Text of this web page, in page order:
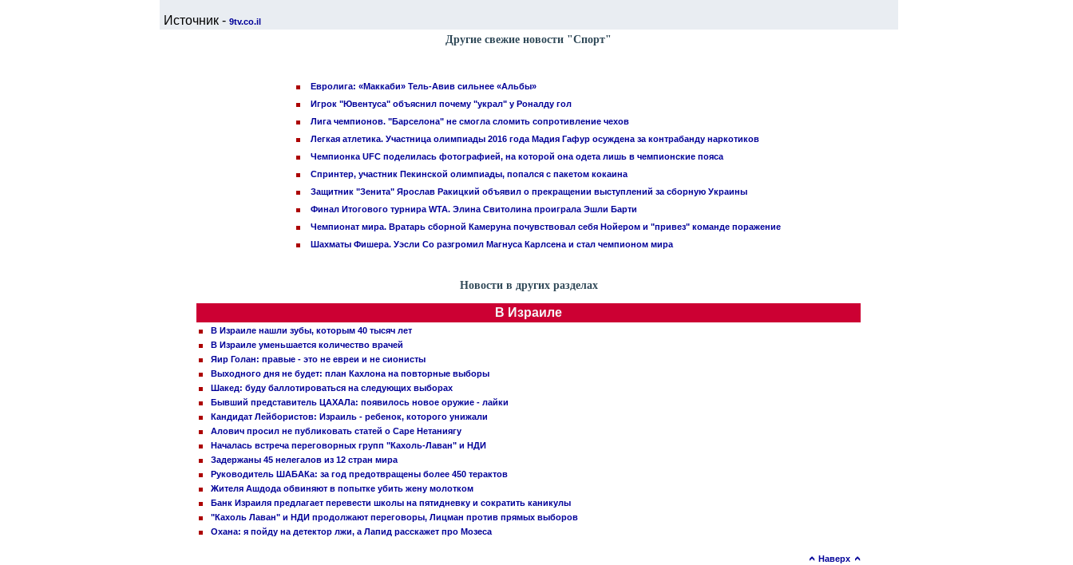
Источник - 9tv.co.il
Другие свежие новости "Спорт"
Евролига: «Маккаби» Тель-Авив сильнее «Альбы»
Игрок "Ювентуса" объяснил почему "украл" у Роналду гол
Лига чемпионов. "Барселона" не смогла сломить сопротивление чехов
Легкая атлетика. Участница олимпиады 2016 года Мадия Гафур осуждена за контрабанду наркотиков
Чемпионка UFC поделилась фотографией, на которой она одета лишь в чемпионские пояса
Спринтер, участник Пекинской олимпиады, попался с пакетом кокаина
Защитник "Зенита" Ярослав Ракицкий объявил о прекращении выступлений за сборную Украины
Финал Итогового турнира WTA. Элина Свитолина проиграла Эшли Барти
Чемпионат мира. Вратарь сборной Камеруна почувствовал себя Нойером и "привез" команде поражение
Шахматы Фишера. Уэсли Со разгромил Магнуса Карлсена и стал чемпионом мира
Новости в других разделах
В Израиле
В Израиле нашли зубы, которым 40 тысяч лет
В Израиле уменьшается количество врачей
Яир Голан: правые - это не евреи и не сионисты
Выходного дня не будет: план Кахлона на повторные выборы
Шакед: буду баллотироваться на следующих выборах
Бывший представитель ЦАХАЛа: появилось новое оружие - лайки
Кандидат Лейбористов: Израиль - ребенок, которого унижали
Алович просил не публиковать статей о Саре Нетаниягу
Началась встреча переговорных групп "Кахоль-Лаван" и НДИ
Задержаны 45 нелегалов из 12 стран мира
Руководитель ШАБАКа: за год предотвращены более 450 терактов
Жителя Ашдода обвиняют в попытке убить жену молотком
Банк Израиля предлагает перевести школы на пятидневку и сократить каникулы
"Кахоль Лаван" и НДИ продолжают переговоры, Лицман против прямых выборов
Охана: я пойду на детектор лжи, а Лапид расскажет про Мозеса
Наверх